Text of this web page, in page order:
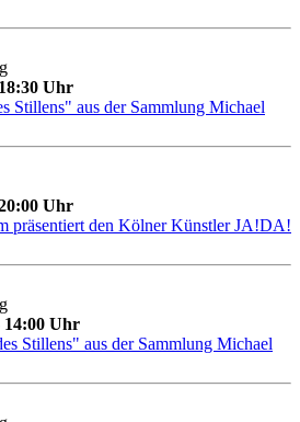
Uhr
Stillens" aus der Sammlung Michael
Uhr
präsentiert den Kölner Künstler JA!DA!
14:00 Uhr
Stillens" aus der Sammlung Michael